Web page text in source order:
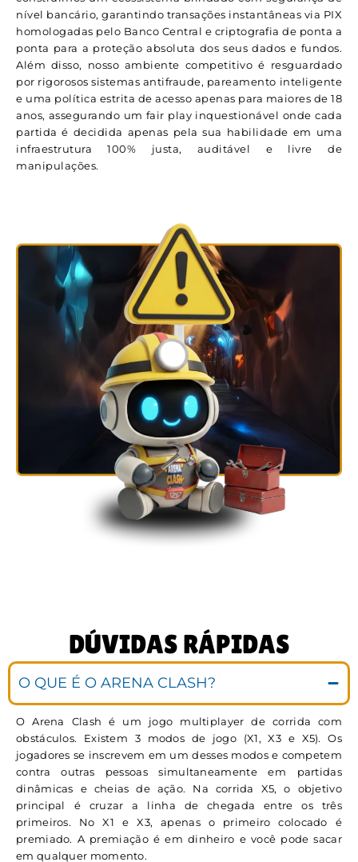
nível bancário, garantindo transações instantâneas via PIX
homologadas pelo Banco Central e criptografia de ponta a
ponta para a proteção absoluta dos seus dados e fundos.
Além disso, nosso ambiente competitivo é resguardado
por rigorosos sistemas antifraude, pareamento inteligente
e uma política estrita de acesso apenas para maiores de 18
anos, assegurando um fair play inquestionável onde cada
partida é decidida apenas pela sua habilidade em uma
infraestrutura 100% justa, auditável e livre de
manipulações.
DÚVIDAS RÁPIDAS
O QUE É O ARENA CLASH?
O Arena Clash é um jogo multiplayer de corrida com
obstáculos. Existem 3 modos de jogo (X1, X3 e X5). Os
jogadores se inscrevem em um desses modos e competem
contra outras pessoas simultaneamente em partidas
dinâmicas e cheias de ação. Na corrida X5, o objetivo
principal é cruzar a linha de chegada entre os três
primeiros. No X1 e X3, apenas o primeiro colocado é
premiado. A premiação é em dinheiro e você pode sacar
em qualquer momento.